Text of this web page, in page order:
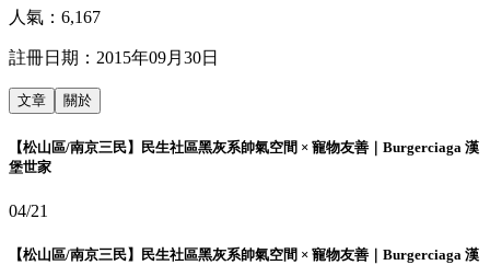
人氣： 6,167
註冊日期： 2015年09月30日
文章 關於
【松山區/南京三民】民生社區黑灰系帥氣空間 × 寵物友善｜Burgerciaga 漢
堡世家
04/21
【松山區/南京三民】民生社區黑灰系帥氣空間 × 寵物友善｜Burgerciaga 漢